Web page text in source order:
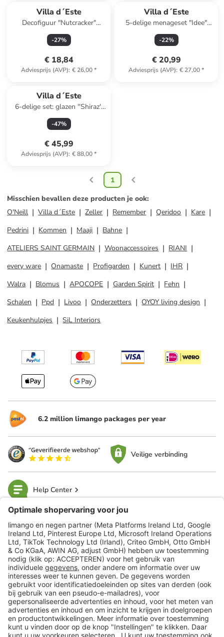
Villa d´Este
Decofiguur "Nutcracker"
lichtroze/turquoise - (L)22 cm
-27%
€ 18,84
Adviesprijs (AVP): € 26,00*
Villa d´Este
5-delige menageset "Idee"
grijs/wit/zwart
-22%
€ 20,99
Adviesprijs (AVP): € 27,00*
Villa d´Este
6-delige set: glazen ''Shiraz''
oranje - 525 ml
-47%
€ 45,99
Adviesprijs (AVP): € 88,00*
1
Misschien bevallen deze producten je ook:
O'Neill
Villa d´Este Zeller Remember Qeridoo
Kare
Pedrini
Kommen Maaji
Bahne
ATELIERS SAINT GERMAIN
Woonaccessoires
RIANI
every ware
Onamaste Profigarden Kunert
IHR
Walra
Blomus APOCOPE Garden Spirit
Fehn
Schalen
Ppd Livoo Onderzetters
OYOY living design
Keukenhulpjes
SiL Interiors
6.2 million limango packages per year
Veilige verbinding
Help Center
limango
Veilig winkelen
Klantenservice
Shop
Acties